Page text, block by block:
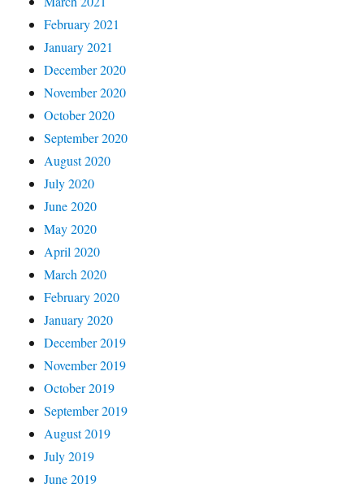
February 2021
January 2021
December 2020
November 2020
October 2020
September 2020
August 2020
July 2020
June 2020
May 2020
April 2020
March 2020
February 2020
January 2020
December 2019
November 2019
October 2019
September 2019
August 2019
July 2019
June 2019